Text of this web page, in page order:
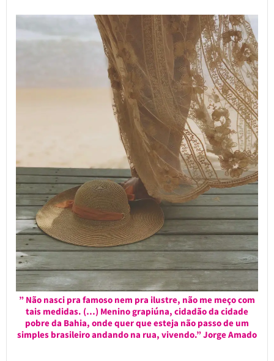
” Não nasci pra famoso nem pra ilustre, não me meço com
tais medidas. (…) Menino grapiúna, cidadão da cidade
pobre da Bahia, onde quer que esteja não passo de um
simples brasileiro andando na rua, vivendo.” Jorge Amado